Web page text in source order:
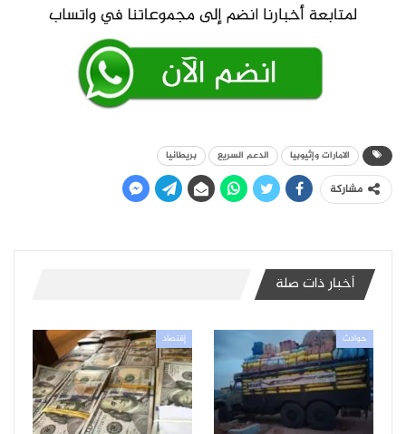
الامارات وإثيوبيا الدعم السريع بريطانيا
مشاركة
أخبار ذات صلة
حوادث إقتصاد